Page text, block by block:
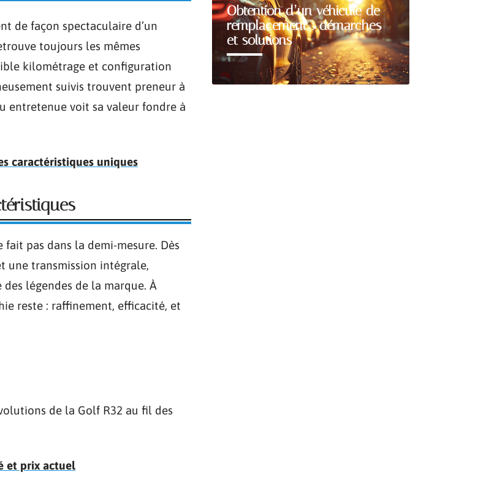
de façon spectaculaire d’un
toujours les mêmes
kilométrage et configuration
suivis trouvent preneur à
entretenue voit sa valeur fondre à
caractéristiques uniques
pas dans la demi-mesure. Dès
une transmission intégrale,
légendes de la marque. À
reste : raffinement, efficacité, et
de la Golf R32 au fil des
et prix actuel
Obtention d’un véhicule de
remplacement : démarches
et solutions